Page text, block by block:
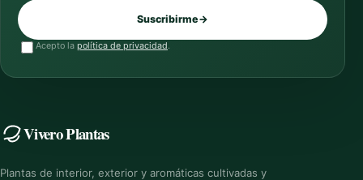
Suscribirme→
Acepto la política de privacidad.
Vivero Plantas
Plantas de interior, exterior y aromáticas cultivadas y